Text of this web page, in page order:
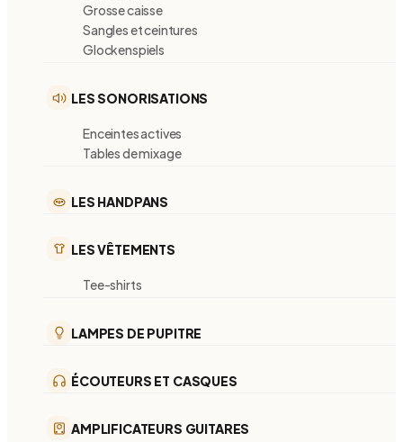
Grosse caisse
Sangles et ceintures
Glockenspiels
LES SONORISATIONS
Enceintes actives
Tables de mixage
LES HANDPANS
LES VÊTEMENTS
Tee-shirts
LAMPES DE PUPITRE
ÉCOUTEURS ET CASQUES
AMPLIFICATEURS GUITARES